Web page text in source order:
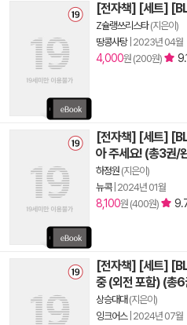
[전자책] [세트]
Z슐랭쓰리스타(지은이)
땅콩사탕| 2023년 04월
4,000원 (200원) 9.1
[전자책] [세트]
아 주세요! (총3권/
하정원 (지은이)
뉴콕| 2024년 01월
8,100원 (400원)
[전자책] [세트]
중 (외전 포함) (총
상승대대 (지은이)
잉크어스| 2024년 07월